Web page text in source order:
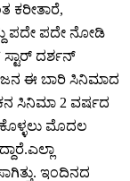
ಕರೀತಾರೆ,
ಪದೇ ಪದೇ ನೋಡಿ
ಸ್ಟಾರ್ ದರ್ಶನ್
ಈ ಬಾರಿ ಸಿನಿಮಾದ
ಸಿನಿಮಾ 2 ವರ್ಷದ
ಮೊದಲ
ಇಂದಿನದ